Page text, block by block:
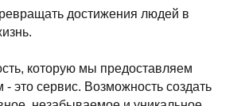
достижения людей в
которую мы предоставляем
это сервис. Возможность создать